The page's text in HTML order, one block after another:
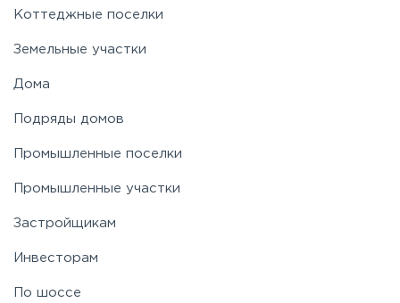
Коттеджные поселки
Земельные участки
Дома
Подряды домов
Промышленные поселки
Промышленные участки
Застройщикам
Инвесторам
По шоссе